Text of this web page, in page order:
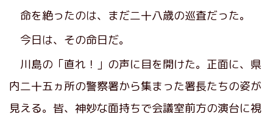
命を絶ったのは、まだ二十八歳の巡査だった。
今日は、その命日だ。
川島の「直れ！」の声に目を開けた。正面に、県
内二十五ヵ所の警察署から集まった署長たちの姿が
見える。皆、神妙な面持ちで会議室前方の演台に視